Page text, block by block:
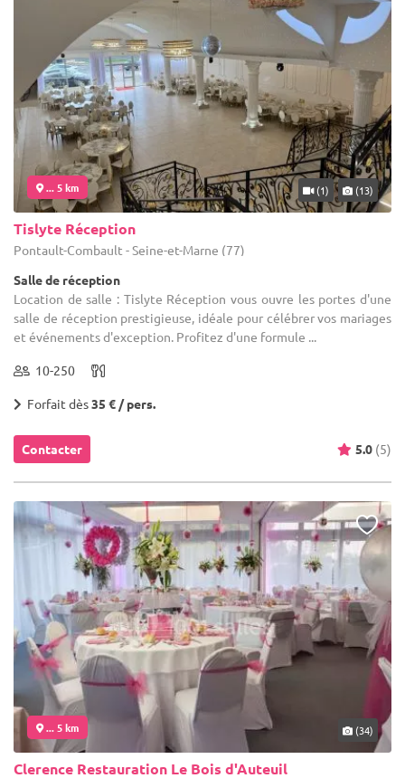
... 5 km (1) (13)
Tislyte Réception
Pontault-Combault - Seine-et-Marne (77)
Salle de réception
Location de salle : Tislyte Réception vous ouvre les portes d'une
salle de réception prestigieuse, idéale pour célébrer vos mariages
et événements d'exception. Profitez d'une formule ...
10-250
Forfait dès35 € / pers.
Contacter 5.0 (5)
... 5 km (34)
Clerence Restauration Le Bois d'Auteuil